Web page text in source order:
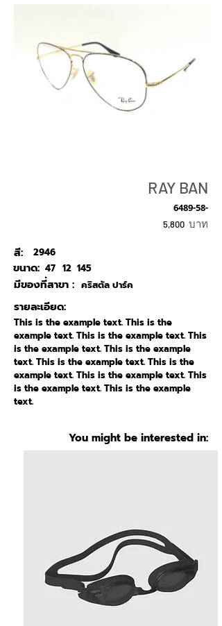
RAY BAN
6489-58-
5,800 บาท
สี:
2946
47
ขนาด: 12 145
คริสตัล ปาร์ค
มีของที่สาขา :
รายละเอียด:
This is the example text. This is the
example text. This is the example text. This
is the example text. This is the example
text. This is the example text. This is the
example text. This is the example text. This
is the example text. This is the example
text.
You might be interested in: